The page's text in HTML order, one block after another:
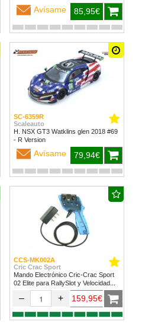
Avísame 85,95€
SC-6359R
Scaleauto
H. NSX GT3 Watklins glen 2018 #69
- R Version
Avísame 79,94€
CCS-MK002A
Cric Crac Sport
Mando Electrónico Cric-Crac Sport
02 Elite para RallySlot y Velocidad
1/32 & 1/24
– + 159,95€